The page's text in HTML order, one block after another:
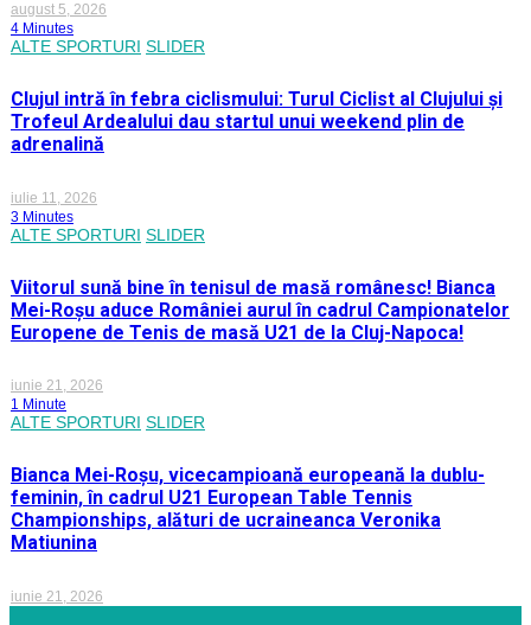
august 5, 2026
4 Minutes
ALTE SPORTURI SLIDER
Clujul intră în febra ciclismului: Turul Ciclist al Clujului și
Trofeul Ardealului dau startul unui weekend plin de
adrenalină
iulie 11, 2026
3 Minutes
ALTE SPORTURI SLIDER
Viitorul sună bine în tenisul de masă românesc! Bianca
Mei-Roșu aduce României aurul în cadrul Campionatelor
Europene de Tenis de masă U21 de la Cluj-Napoca!
iunie 21, 2026
1 Minute
ALTE SPORTURI SLIDER
Bianca Mei-Roșu, vicecampioană europeană la dublu-
feminin, în cadrul U21 European Table Tennis
Championships, alături de ucraineanca Veronika
Matiunina
iunie 21, 2026